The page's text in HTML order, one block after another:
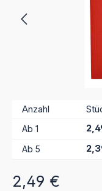
Anzahl
Ab 1
Ab 5
Regulärer Preis:
2,49 €